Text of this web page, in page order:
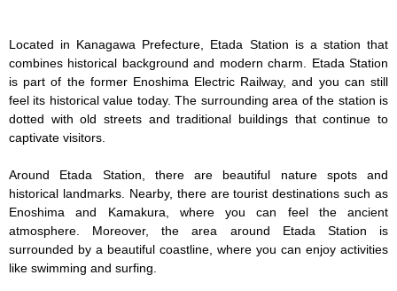
Located in Kanagawa Prefecture, Etada Station is a station that
combines historical background and modern charm. Etada Station
is part of the former Enoshima Electric Railway, and you can still
feel its historical value today. The surrounding area of the station is
dotted with old streets and traditional buildings that continue to
captivate visitors.
Around Etada Station, there are beautiful nature spots and
historical landmarks. Nearby, there are tourist destinations such as
Enoshima and Kamakura, where you can feel the ancient
atmosphere. Moreover, the area around Etada Station is
surrounded by a beautiful coastline, where you can enjoy activities
like swimming and surfing.